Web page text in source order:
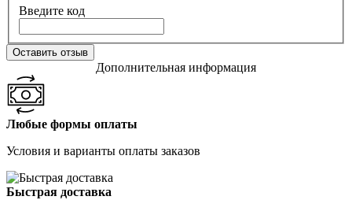
Введите код
Оставить отзыв
Дополнительная информация
Любые формы оплаты
Условия и варианты оплаты заказов
Быстрая доставка